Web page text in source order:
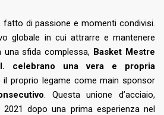
fatto di passione e momenti condivisi.
globale in cui attrarre e mantenere
una sfida complessa, Basket Mestre
celebrano una vera e propria
il proprio legame come main sponsor
. Questa unione d’acciaio,
dopo una prima esperienza nel